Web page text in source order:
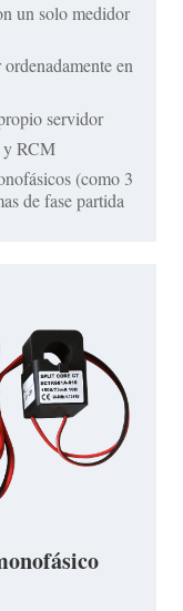
un solo medidor
en
servidor
y RCM
(como 3
de fase partida